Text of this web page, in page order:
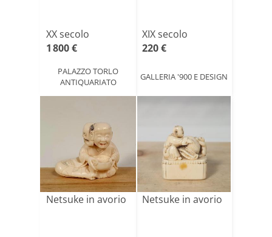
XX secolo
1 800 €
PALAZZO TORLO
ANTIQUARIATO
XIX secolo
220 €
GALLERIA '900 E DESIGN
Netsuke in avorio Netsuke in avorio